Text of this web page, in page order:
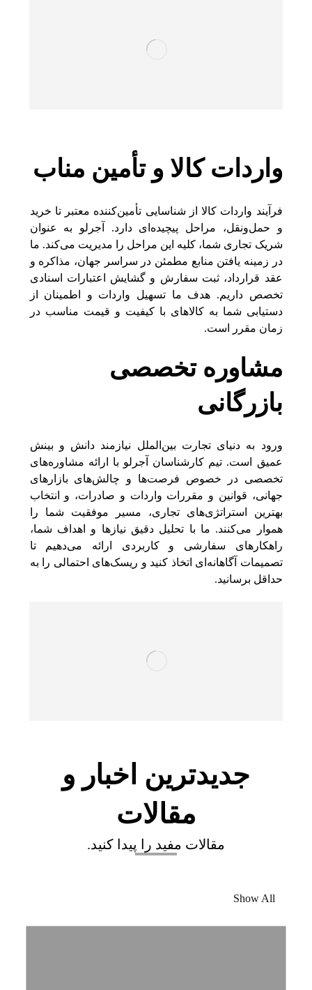
واردات کالا و تأمین مناب
فرآیند واردات کالا از شناسایی تأمین‌کننده معتبر تا خرید
و حمل‌ونقل، مراحل پیچیده‌ای دارد. آجرلو به عنوان
شریک تجاری شما، کلیه این مراحل را مدیریت می‌کند. ما
در زمینه یافتن منابع مطمئن در سراسر جهان، مذاکره و
عقد قرارداد، ثبت سفارش و گشایش اعتبارات اسنادی
تخصص داریم. هدف ما تسهیل واردات و اطمینان از
دستیابی شما به کالاهای با کیفیت و قیمت مناسب در
زمان مقرر است.
مشاوره تخصصی
بازرگانی
ورود به دنیای تجارت بین‌الملل نیازمند دانش و بینش
عمیق است. تیم کارشناسان آجرلو با ارائه مشاوره‌های
تخصصی در خصوص فرصت‌ها و چالش‌های بازارهای
جهانی، قوانین و مقررات واردات و صادرات، و انتخاب
بهترین استراتژی‌های تجاری، مسیر موفقیت شما را
هموار می‌کنند. ما با تحلیل دقیق نیازها و اهداف شما،
راهکارهای سفارشی و کاربردی ارائه می‌دهیم تا
تصمیمات آگاهانه‌ای اتخاذ کنید و ریسک‌های احتمالی را به
حداقل برسانید.
جدیدترین اخبار و
مقالات
مقالات مفید را پیدا کنید.
Show All